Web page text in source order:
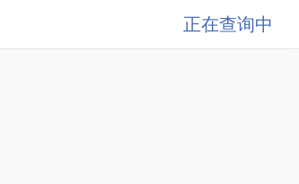
正在查询中